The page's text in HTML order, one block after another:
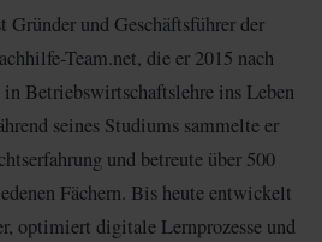
und Geschäftsführer der
Team.net, die er 2015 nach
in Betriebswirtschaftslehre ins Leben
seines Studiums sammelte er
und betreute über 500
Fächern. Bis heute entwickelt
optimiert digitale Lernprozesse und